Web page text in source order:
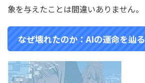
象を与えたことは間違いありません。
なぜ壊れたのか：AIの運命を辿る